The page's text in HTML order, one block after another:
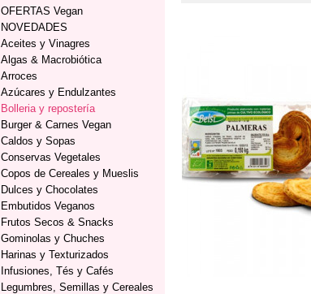
OFERTAS Vegan
NOVEDADES
Aceites y Vinagres
Algas & Macrobiótica
Arroces
Azúcares y Endulzantes
Bolleria y repostería
Burger & Carnes Vegan
Caldos y Sopas
Conservas Vegetales
Copos de Cereales y Mueslis
Dulces y Chocolates
Embutidos Veganos
Frutos Secos & Snacks
Gominolas y Chuches
Harinas y Texturizados
Infusiones, Tés y Cafés
Legumbres, Semillas y Cereales